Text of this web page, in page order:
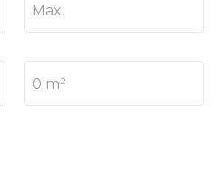
Max.
0 m²